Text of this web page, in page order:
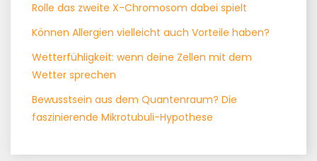
Rolle das zweite X-Chromosom dabei spielt
Können Allergien vielleicht auch Vorteile haben?
Wetterfühligkeit: wenn deine Zellen mit dem
Wetter sprechen
Bewusstsein aus dem Quantenraum? Die
faszinierende Mikrotubuli-Hypothese